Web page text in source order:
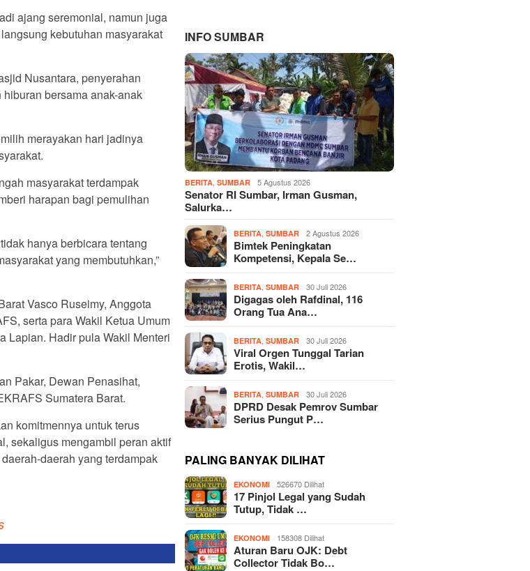
ajang seremonial, namun juga
kebutuhan masyarakat
Nusantara, penyerahan
bersama anak-anak
merayakan hari jadinya
masyarakat terdampak
harapan bagi pemulihan
hanya berbicara tentang
yang membutuhkan,”
Vasco Ruseimy, Anggota
serta para Wakil Ketua Umum
Lapian. Hadir pula Wakil Menteri
Pakar, Dewan Penasihat,
Sumatera Barat.
komitmennya untuk terus
sekaligus mengambil peran aktif
daerah yang terdampak
INFO SUMBAR
BERITA ,SUMBAR 5 Agustus 2026
Senator RI Sumbar, Irman Gusman,
Salurka…
BERITA ,SUMBAR 2 Agustus 2026
Bimtek Peningkatan
Kompetensi, Kepala Se…
BERITA ,SUMBAR 30 Juli 2026
Digagas oleh Rafdinal, 116
Orang Tua Ana…
BERITA ,SUMBAR 30 Juli 2026
Viral Orgen Tunggal Tarian
Erotis, Wakil…
BERITA ,SUMBAR 30 Juli 2026
DPRD Desak Pemrov Sumbar
Serius Pungut P…
PALING BANYAK DILIHAT
EKONOMI 526670 Dilihat
17 Pinjol Legal yang Sudah
Tutup, Tidak …
EKONOMI 158308 Dilihat
Aturan Baru OJK: Debt
Collector Tidak Bo…